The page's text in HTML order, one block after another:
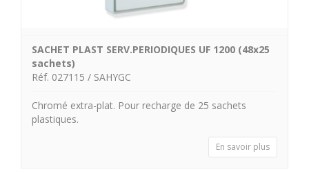
SACHET PLAST SERV.PERIODIQUES UF 1200 (48x25
sachets)
Réf. 027115 / SAHYGC
Chromé extra-plat. Pour recharge de 25 sachets
plastiques.
En savoir plus